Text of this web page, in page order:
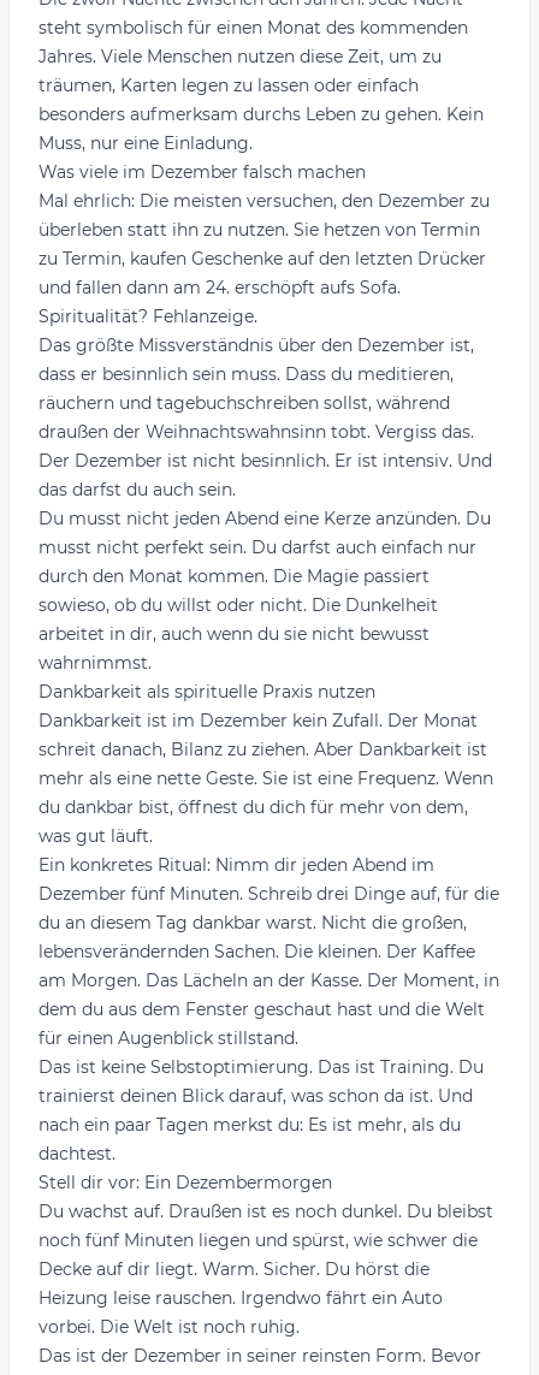
steht symbolisch für einen Monat des kommenden
Jahres. Viele Menschen nutzen diese Zeit, um zu
träumen, Karten legen zu lassen oder einfach
besonders aufmerksam durchs Leben zu gehen. Kein
Muss, nur eine Einladung.
Was viele im Dezember falsch machen
Mal ehrlich: Die meisten versuchen, den Dezember zu
überleben statt ihn zu nutzen. Sie hetzen von Termin
zu Termin, kaufen Geschenke auf den letzten Drücker
und fallen dann am 24. erschöpft aufs Sofa.
Spiritualität? Fehlanzeige.
Das größte Missverständnis über den Dezember ist,
dass er besinnlich sein muss. Dass du meditieren,
räuchern und tagebuchschreiben sollst, während
draußen der Weihnachtswahnsinn tobt. Vergiss das.
Der Dezember ist nicht besinnlich. Er ist intensiv. Und
das darfst du auch sein.
Du musst nicht jeden Abend eine Kerze anzünden. Du
musst nicht perfekt sein. Du darfst auch einfach nur
durch den Monat kommen. Die Magie passiert
sowieso, ob du willst oder nicht. Die Dunkelheit
arbeitet in dir, auch wenn du sie nicht bewusst
wahrnimmst.
Dankbarkeit als spirituelle Praxis nutzen
Dankbarkeit ist im Dezember kein Zufall. Der Monat
schreit danach, Bilanz zu ziehen. Aber Dankbarkeit ist
mehr als eine nette Geste. Sie ist eine Frequenz. Wenn
du dankbar bist, öffnest du dich für mehr von dem,
was gut läuft.
Ein konkretes Ritual: Nimm dir jeden Abend im
Dezember fünf Minuten. Schreib drei Dinge auf, für die
du an diesem Tag dankbar warst. Nicht die großen,
lebensverändernden Sachen. Die kleinen. Der Kaffee
am Morgen. Das Lächeln an der Kasse. Der Moment, in
dem du aus dem Fenster geschaut hast und die Welt
für einen Augenblick stillstand.
Das ist keine Selbstoptimierung. Das ist Training. Du
trainierst deinen Blick darauf, was schon da ist. Und
nach ein paar Tagen merkst du: Es ist mehr, als du
dachtest.
Stell dir vor: Ein Dezembermorgen
Du wachst auf. Draußen ist es noch dunkel. Du bleibst
noch fünf Minuten liegen und spürst, wie schwer die
Decke auf dir liegt. Warm. Sicher. Du hörst die
Heizung leise rauschen. Irgendwo fährt ein Auto
vorbei. Die Welt ist noch ruhig.
Das ist der Dezember in seiner reinsten Form. Bevor